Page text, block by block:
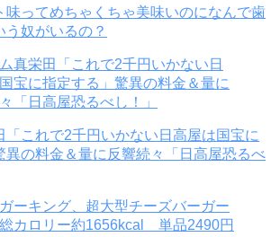
味ってめちゃくちゃ美味いのになんで歯
う奴がいるの？
「これで2千円いかない日高屋は国宝に
異の料金＆量に反響続々「日高屋恐るべ